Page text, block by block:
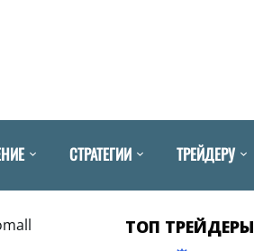
СТРАТЕГИИ ТРЕЙДЕРУ
ТОП ТРЕЙДЕРЫ